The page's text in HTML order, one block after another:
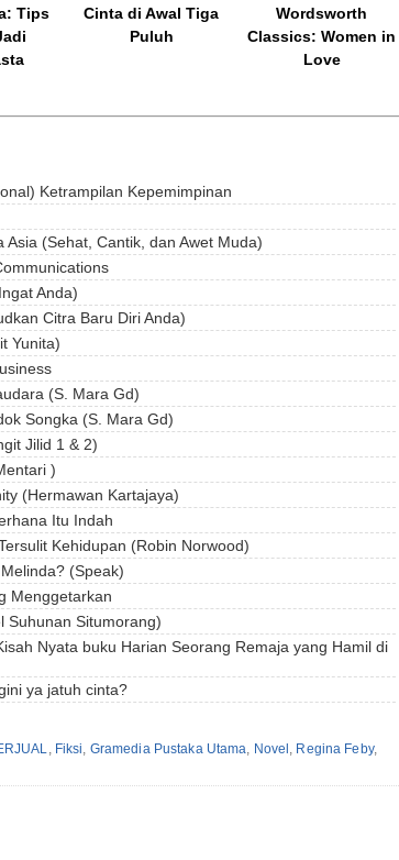
Tips
Cinta di Awal Tiga
Puluh
Wordsworth
Classics: Women in
Love
Ketrampilan Kepemimpinan
(Sehat, Cantik, dan Awet Muda)
Anda)
Citra Baru Diri Anda)
Yunita)
(S. Mara Gd)
Songka (S. Mara Gd)
Jilid 1 & 2)
)
(Hermawan Kartajaya)
Itu Indah
Kehidupan (Robin Norwood)
(Speak)
Menggetarkan
Suhunan Situmorang)
Nyata buku Harian Seorang Remaja yang Hamil di
ya jatuh cinta?
, Fiksi, Gramedia Pustaka Utama, Novel , Regina Feby,